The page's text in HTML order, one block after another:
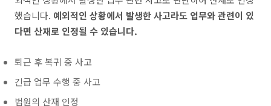
했습니다. 예외적인 상황에서 발생한 사고라도 업무와 관련이 있
다면 산재로 인정될 수 있습니다.
퇴근 후 복귀 중 사고
긴급 업무 수행 중 사고
법원의 산재 인정